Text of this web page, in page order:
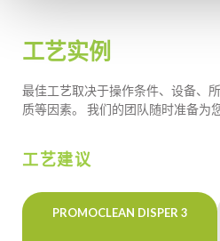
工艺实例
最佳工艺取决于操作条件、设备、
质等因素。 我们的团队随时准备为
工艺建议
PROMOCLEAN DISPER 3